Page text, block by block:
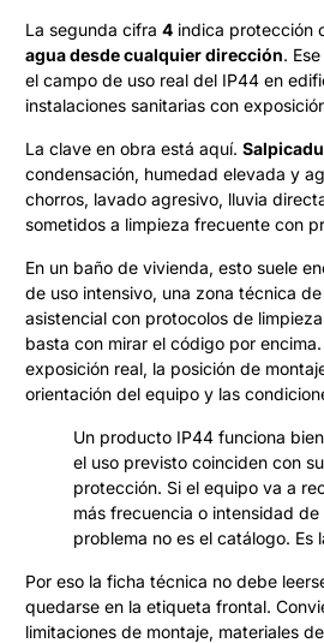
La segunda cifra 4 indica protección
agua desde cualquier dirección.
el campo de uso real del IP44 en
instalaciones sanitarias con
La clave en obra está aquí.
condensación, humedad elevada y
chorros, lavado agresivo, lluvia
sometidos a limpieza frecuente con
En un baño de vivienda, esto suele
de uso intensivo, una zona técnica
asistencial con protocolos de
basta con mirar el código por
exposición real, la posición de
orientación del equipo y las
Un producto IP44 funciona
el uso previsto coinciden con
protección. Si el equipo va a
más frecuencia o intensidad
problema no es el catálogo. Es
Por eso la ficha técnica no debe
quedarse en la etiqueta frontal.
limitaciones de montaje, materiales